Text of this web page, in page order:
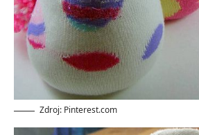
Zdroj: Pinterest.com